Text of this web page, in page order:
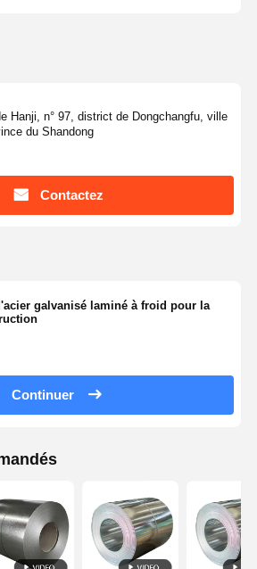
Hanji, n° 97, district de Dongchangfu, ville
du Shandong
Contactez
galvanisé laminé à froid pour la
Continuer